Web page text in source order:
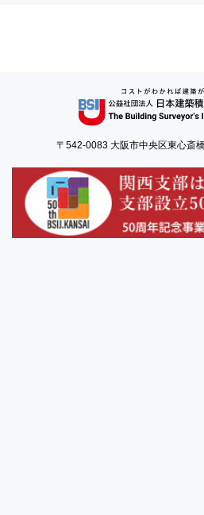
〒542-0083 大阪市中央区東心斎